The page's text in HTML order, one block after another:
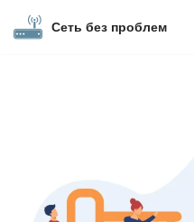
Сеть без проблем